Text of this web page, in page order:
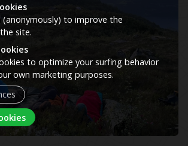
to improve the
site.
to optimize your surfing behavior
own marketing purposes.
Withdraw consent